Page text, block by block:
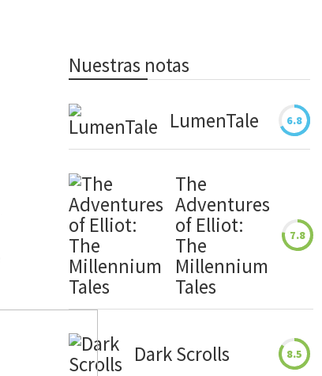
Nuestras notas
LumenTale 6.8
The
Adventures
of Elliot:
The
Millennium
Tales
7.8
Dark Scrolls 8.5